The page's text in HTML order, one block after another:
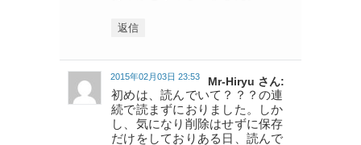
返信
Mr-Hiryu さん:
2015年02月03日 23:53
初めは、読んでいて？？？の連
続で読まずにおりました。しか
し、気になり削除はせずに保存
だけをしておりある日、読んで